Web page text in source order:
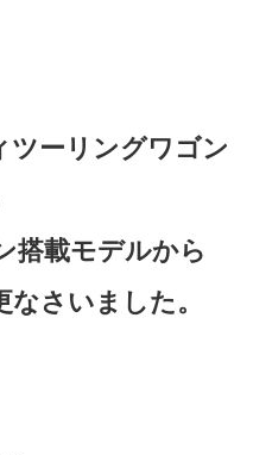
ツーリングワゴン
搭載モデルから
さいました。